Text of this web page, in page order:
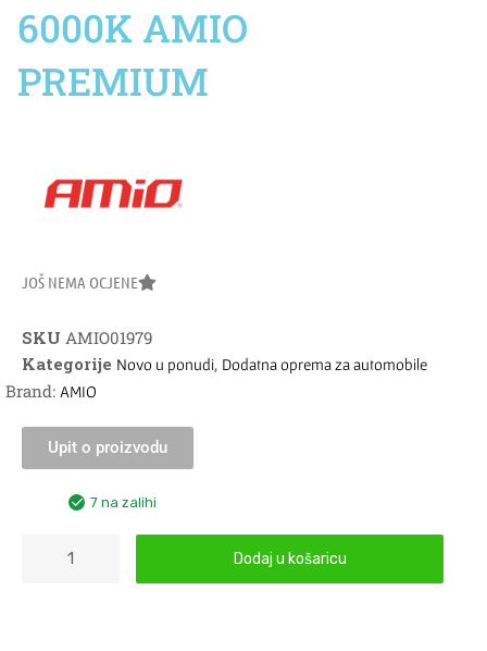
6000K AMIO
PREMIUM
JOŠ NEMA OCJENE
SKU AMIO01979
Kategorije Novo u ponudi, Dodatna oprema za automobile
Brand: AMIO
Upit o proizvodu
7 na zalihi
Dodaj u košaricu